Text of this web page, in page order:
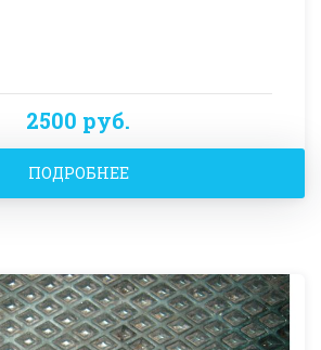
2500 руб.
ПОДРОБНЕЕ